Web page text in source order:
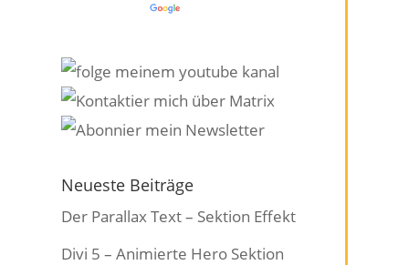
Powered by
Neueste Beiträge
Der Parallax Text – Sektion Effekt
Divi 5 – Animierte Hero Sektion